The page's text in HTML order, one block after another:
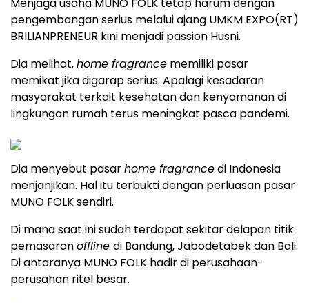
pengembangan serius melalui ajang UMKM EXPO(RT)
BRILIANPRENEUR kini menjadi passion Husni.
Dia melihat,home fragrance memiliki pasar
memikat jika digarap serius. Apalagi kesadaran
masyarakat terkait kesehatan dan kenyamanan di
lingkungan rumah terus meningkat pasca pandemi.
Dia menyebut pasarhome fragrancedi Indonesia
menjanjikan. Hal itu terbukti dengan perluasan pasar
MUNO FOLK sendiri.
Di mana saat ini sudah terdapat sekitar delapan titik
pemasaranoffline di Bandung, Jabodetabek dan Bali.
Di antaranya MUNO FOLK hadir di perusahaan-
perusahan ritel besar.